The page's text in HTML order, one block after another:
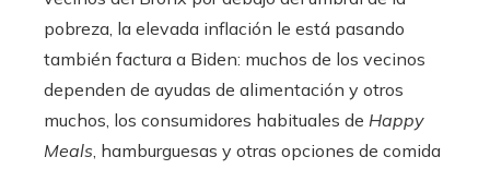
pobreza, la elevada inflación le está pasando
también factura a Biden: muchos de los vecinos
dependen de ayudas de alimentación y otros
muchos, los consumidores habituales de Happy
Meals, hamburguesas y otras opciones de comida